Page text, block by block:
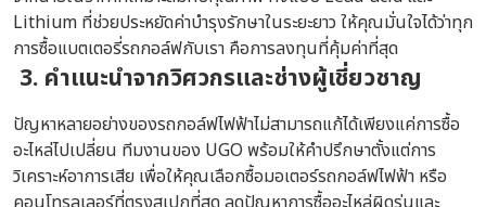
Lithium ที่ช่วยประหยัดค่าบำรุงรักษาในระยะยาว ให้คุณมั่นใจได้ว่าทุก
การซื้อแบตเตอรี่รถกอล์ฟกับเรา คือการลงทุนที่คุ้มค่าที่สุด
3. คำแนะนำจากวิศวกรและช่างผู้เชี่ยวชาญ
ปัญหาหลายอย่างของรถกอล์ฟไฟฟ้าไม่สามารถแก้ได้เพียงแค่การซื้อ
อะไหล่ไปเปลี่ยน ทีมงานของ UGO พร้อมให้คำปรึกษาตั้งแต่การ
วิเคราะห์อาการเสีย เพื่อให้คุณเลือกซื้อมอเตอร์รถกอล์ฟไฟฟ้า หรือ